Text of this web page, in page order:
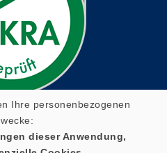
Ihre personenbezogenen
dieser Anwendung,